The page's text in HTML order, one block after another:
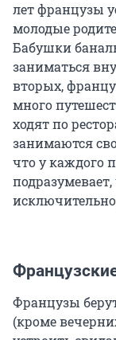
лет французы
молодые
Бабушки
заниматься
вторых,
много
ходят по
занимаются
что у каждого
Французы
(кроме